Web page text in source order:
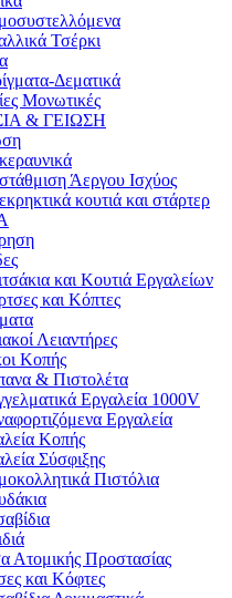
Τσέρκι
Δεματικά
Μονωτικές
& ΓΕΙΩΣΗ
Άεργου Ισχύος
κουτιά και στάρτερ
και Κουτιά Εργαλείων
και Κόπτες
Λειαντήρες
Κοπής
& Πιστολέτα
Εργαλεία 1000V
Εργαλεία
Κοπής
Σύσφιξης
Πιστόλια
Ατομικής Προστασίας
και Κόφτες